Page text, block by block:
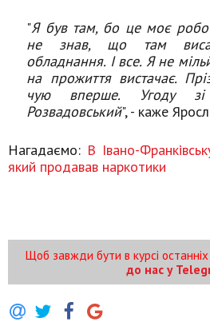
"Я був там, бо це моє
не знав, що там
обладнання. І все. Я не
на прожиття вистачає.
чую вперше. Угоду
Розвадовський", - каже
Нагадаємо: В Івано-
який продавав наркотики
Щоб завжди бути в курсі
до нас у